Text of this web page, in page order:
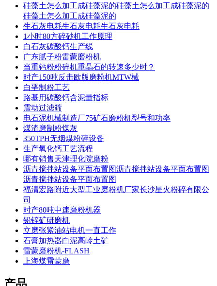
硅藻土怎么加工成硅藻泥的硅藻土怎么加工成硅藻泥的
硅藻土怎么加工成硅藻泥的
生石灰电耗生石灰电耗生石灰电耗
1小时80方碎砂机工作原理
白石灰碳酸钙生产线
广东腻子粉雷蒙磨粉机
当重钙粉粉碎机重晶石的转速多少时？
时产150吨反击欧版磨粉机MTW械
白垩制粉工艺
路基用碳酸钙含泥量指标
震动过滤筛
电石泥机械制造厂75矿石磨粉机型号和功率
煤渣磨制粉煤灰
350TPH无烟煤粉碎设备
生产氧化钙工艺流程
哪有销售天津理化院磨粉
沥青搅拌站设备平面布置图沥青搅拌站设备平面布置图
沥青搅拌站设备平面布置图
福清宏路附近大型工业磨粉机厂家长沙星火粉碎有限公
司
时产80吨中速磨粉机器
铅锌矿研磨机
立磨张紧油站电机一直工作
石膏加热器白泥高岭土矿
雷蒙磨粉机-FLASH
上海煤雷蒙磨